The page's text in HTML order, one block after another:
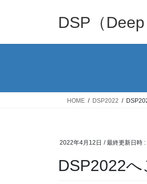
DSP（Deep
HOME DSP2022
2022年4月12日 / 最終更新日時 :
DSP2022